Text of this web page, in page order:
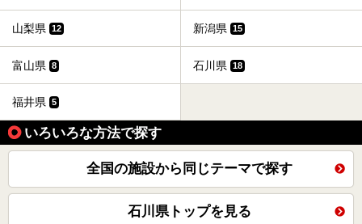
山梨県 12 新潟県 15
富山県 8 石川県 18
福井県 5
いろいろな方法で探す
全国の施設から同じテーマで探す
石川県トップを見る